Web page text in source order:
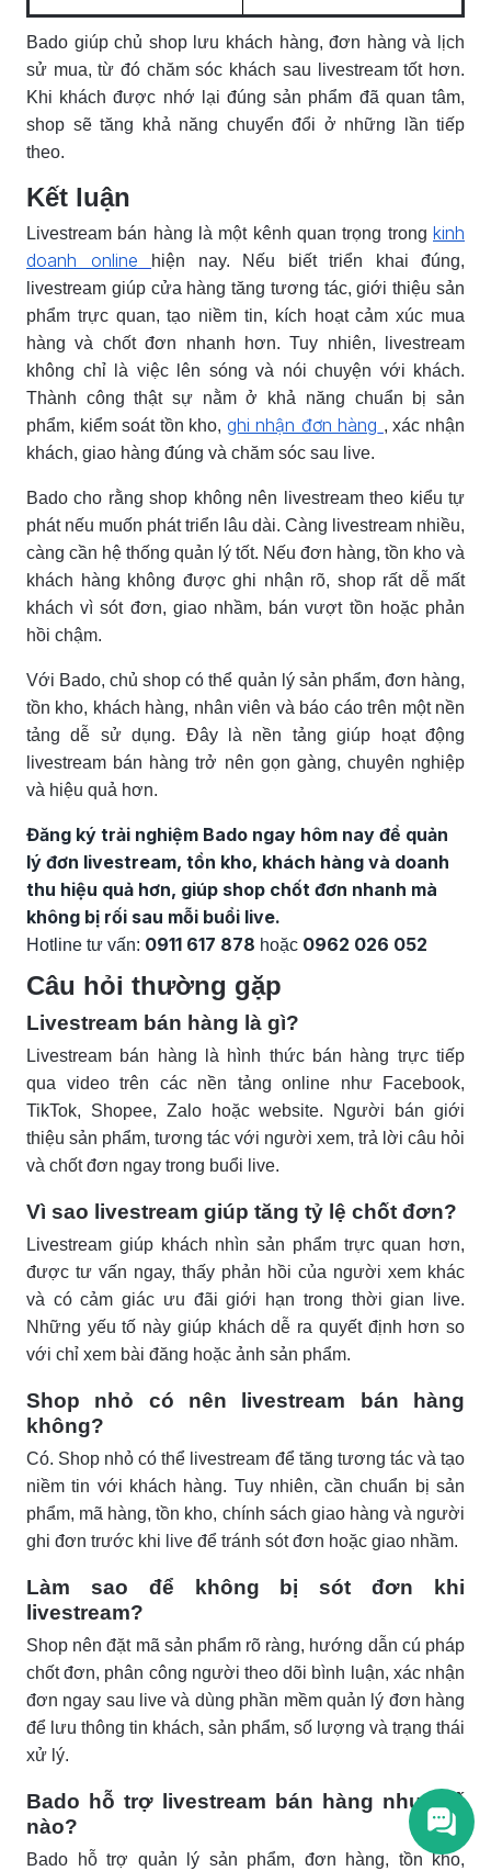
Bado giúp chủ shop lưu khách hàng, đơn hàng và lịch
sử mua, từ đó chăm sóc khách sau livestream tốt hơn.
Khi khách được nhớ lại đúng sản phẩm đã quan tâm,
shop sẽ tăng khả năng chuyển đổi ở những lần tiếp
theo.
Kết luận
Livestream bán hàng là một kênh quan trọng trong kinh
doanh online
hiện nay. Nếu biết triển khai đúng,
livestream giúp cửa hàng tăng tương tác, giới thiệu sản
phẩm trực quan, tạo niềm tin, kích hoạt cảm xúc mua
hàng và chốt đơn nhanh hơn. Tuy nhiên, livestream
không chỉ là việc lên sóng và nói chuyện với khách.
Thành công thật sự nằm ở khả năng chuẩn bị sản
phẩm, kiểm soát tồn kho, ghi nhận đơn hàng , xác nhận
khách, giao hàng đúng và chăm sóc sau live.
Bado cho rằng shop không nên livestream theo kiểu tự
phát nếu muốn phát triển lâu dài. Càng livestream nhiều,
càng cần hệ thống quản lý tốt. Nếu đơn hàng, tồn kho và
khách hàng không được ghi nhận rõ, shop rất dễ mất
khách vì sót đơn, giao nhầm, bán vượt tồn hoặc phản
hồi chậm.
Với Bado, chủ shop có thể quản lý sản phẩm, đơn hàng,
tồn kho, khách hàng, nhân viên và báo cáo trên một nền
tảng dễ sử dụng. Đây là nền tảng giúp hoạt động
livestream bán hàng trở nên gọn gàng, chuyên nghiệp
và hiệu quả hơn.
Đăng ký trải nghiệm Bado ngay hôm nay để quản
lý đơn livestream, tồn kho, khách hàng và doanh
thu hiệu quả hơn, giúp shop chốt đơn nhanh mà
không bị rối sau mỗi buổi live.
Hotline tư vấn: 0911 617 878 hoặc 0962 026 052
Câu hỏi thường gặp
Livestream bán hàng là gì?
Livestream bán hàng là hình thức bán hàng trực tiếp
qua video trên các nền tảng online như Facebook,
TikTok, Shopee, Zalo hoặc website. Người bán giới
thiệu sản phẩm, tương tác với người xem, trả lời câu hỏi
và chốt đơn ngay trong buổi live.
Vì sao livestream giúp tăng tỷ lệ chốt đơn?
Livestream giúp khách nhìn sản phẩm trực quan hơn,
được tư vấn ngay, thấy phản hồi của người xem khác
và có cảm giác ưu đãi giới hạn trong thời gian live.
Những yếu tố này giúp khách dễ ra quyết định hơn so
với chỉ xem bài đăng hoặc ảnh sản phẩm.
Shop nhỏ có nên livestream bán hàng
không?
Có. Shop nhỏ có thể livestream để tăng tương tác và tạo
niềm tin với khách hàng. Tuy nhiên, cần chuẩn bị sản
phẩm, mã hàng, tồn kho, chính sách giao hàng và người
ghi đơn trước khi live để tránh sót đơn hoặc giao nhầm.
Làm sao để không bị sót đơn khi
livestream?
Shop nên đặt mã sản phẩm rõ ràng, hướng dẫn cú pháp
chốt đơn, phân công người theo dõi bình luận, xác nhận
đơn ngay sau live và dùng phần mềm quản lý đơn hàng
để lưu thông tin khách, sản phẩm, số lượng và trạng thái
xử lý.
Bado hỗ trợ livestream bán hàng như thế
nào?
Bado hỗ trợ quản lý sản phẩm, đơn hàng, tồn kho,